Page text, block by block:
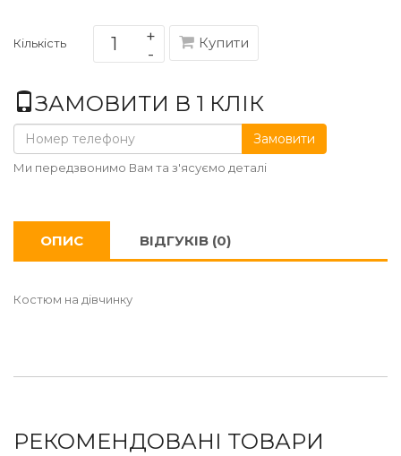
Кількість Купити
ЗАМОВИТИ В 1 КЛІК
Замовити
Ми передзвонимо Вам та з'ясуємо деталі
ОПИС ВІДГУКІВ (0)
Костюм на дівчинку
РЕКОМЕНДОВАНІ ТОВАРИ